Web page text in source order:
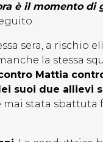
è il momento di
sera, a rischio
la stessa
Mattia
suoi due allievi
stata sbattuta